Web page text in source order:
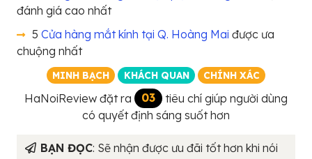
đánh giá cao nhất
5 Cửa hàng mắt kính tại Q. Hoàng Mai được ưa
chuộng nhất
MINH BẠCH KHÁCH QUAN CHÍNH XÁC
HaNoiReview đặt ra 03 tiêu chí giúp người dùng
có quyết định sáng suốt hơn
BẠN ĐỌC: Sẽ nhận được ưu đãi tốt hơn khi nói